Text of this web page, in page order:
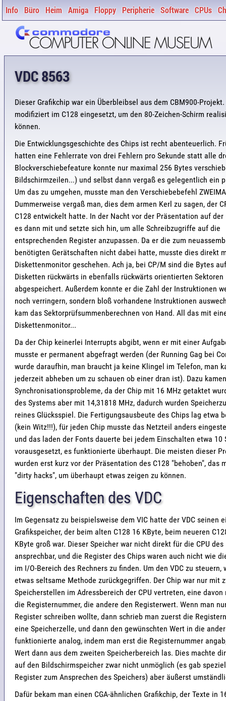
Info Büro Heim Amiga Floppy Peripherie Software CPUs
VDC 8563
Dieser Grafikchip war ein Überbleibsel aus dem CBM900-
modifiziert im C128 eingesetzt, um den 80-Zeichen-Schirm
können.
Die Entwicklungsgeschichte des Chips ist recht abenteuerlich.
hatten eine Fehlerrate von drei Fehlern pro Sekunde statt alle
Blockverschiebefeature konnte nur maximal 256 Bytes
Bildschirmzeilen...) und selbst dann vergaß es gelegentlich ein
Um das zu umgehen, musste man den Verschiebebefehl
Dummerweise vergaß man, dies dem armen Kerl zu sagen, der
C128 entwickelt hatte. In der Nacht vor der Präsentation auf der
es dann mit und setzte sich hin, um alle Schreibzugriffe auf die
entsprechenden Register anzupassen. Da er die zum
benötigten Gerätschaften nicht dabei hatte, musste dies direkt
Diskettenmonitor geschehen. Ach ja, bei CP/M sind die Bytes
Disketten rückwärts in ebenfalls rückwärts orientierten Sektoren
abgespeichert. Außerdem konnte er die Zahl der Instruktionen
noch verringern, sondern bloß vorhandene Instruktionen
kam das Sektorprüfsummenberechnen von Hand. All das mit
Diskettenmonitor...
Da der Chip keinerlei Interrupts abgibt, wenn er mit einer
musste er permanent abgefragt werden (der Running Gag bei
wurde daraufhin, man braucht ja keine Klingel im Telefon, man
jederzeit abheben um zu schauen ob einer dran ist). Dazu
Synchronisationsprobleme, da der Chip mit 16 MHz getaktet
des Systems aber mit 14,31818 MHz, dadurch wurden
reines Glücksspiel. Die Fertigungsausbeute des Chips lag etwa
(kein Witz!!!), für jeden Chip musste das Netzteil anders
und das laden der Fonts dauerte bei jedem Einschalten etwa 10
vorausgesetzt, es funktionierte überhaupt. Die meisten dieser
wurden erst kurz vor der Präsentation des C128 "behoben", das
"dirty hacks", um überhaupt etwas zeigen zu können.
Eigenschaften des VDC
Im Gegensatz zu beispielsweise dem VIC hatte der VDC seinen
Grafikspeicher, der beim alten C128 16 KByte, beim neueren
KByte groß war. Dieser Speicher war nicht direkt für die CPU des
ansprechbar, und die Register des Chips waren auch nicht wie
im I/O-Bereich des Rechners zu finden. Um den VDC zu steuern,
etwas seltsame Methode zurückgegriffen. Der Chip war nur mit
Speicherstellen im Adressbereich der CPU vertreten, eine
die Registernummer, die andere den Registerwert. Wenn man
Register schreiben wollte, dann schrieb man zuerst die
eine Speicherzelle, und dann den gewünschten Wert in die
funktionierte analog, indem man erst die Registernummer
Wert dann aus dem zweiten Speicherbereich las. Dies machte
auf den Bildschirmspeicher zwar nicht unmöglich (es gab
Register zum Ansprechen des Speichers) aber äußerst
Dafür bekam man einen CGA-ähnlichen Grafikchip, der Texte in